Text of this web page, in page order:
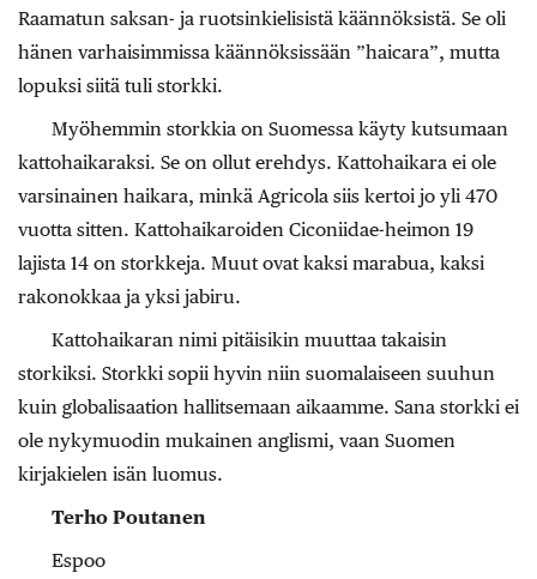
Raamatun saksan- ja ruotsinkielisistä käännöksistä. Se oli
hänen varhaisimmissa käännöksissään ”haicara”, mutta
lopuksi siitä tuli storkki.
Myöhemmin storkkia on Suomessa käyty kutsumaan
kattohaikaraksi. Se on ollut erehdys. Kattohaikara ei ole
varsinainen haikara, minkä Agricola siis kertoi jo yli 470
vuotta sitten. Kattohaikaroiden Ciconiidae-heimon 19
lajista 14 on storkkeja. Muut ovat kaksi marabua, kaksi
rakonokkaa ja yksi jabiru.
Kattohaikaran nimi pitäisikin muuttaa takaisin
storkiksi. Storkki sopii hyvin niin suomalaiseen suuhun
kuin globalisaation hallitsemaan aikaamme. Sana storkki ei
ole nykymuodin mukainen anglismi, vaan Suomen
kirjakielen isän luomus.
Terho Poutanen
Espoo